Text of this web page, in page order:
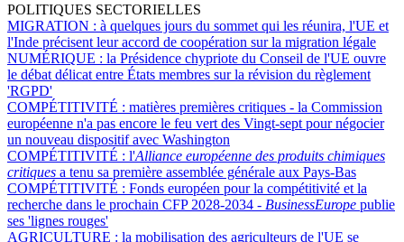
POLITIQUES SECTORIELLES
MIGRATION : à quelques jours du sommet qui les réunira, l'UE et
l'Inde précisent leur accord de coopération sur la migration légale
NUMÉRIQUE : la Présidence chypriote du Conseil de l'UE ouvre
le débat délicat entre États membres sur la révision du règlement
'RGPD'
COMPÉTITIVITÉ : matières premières critiques - la Commission
européenne n'a pas encore le feu vert des Vingt-sept pour négocier
un nouveau dispositif avec Washington
COMPÉTITIVITÉ : l'Alliance européenne des produits chimiques
critiques a tenu sa première assemblée générale aux Pays-Bas
COMPÉTITIVITÉ : Fonds européen pour la compétitivité et la
recherche dans le prochain CFP 2028-2034 - BusinessEurope publie
ses 'lignes rouges'
AGRICULTURE : la mobilisation des agriculteurs de l'UE se